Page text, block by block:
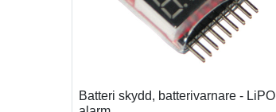
Batteri skydd, batterivarnare - LiPO